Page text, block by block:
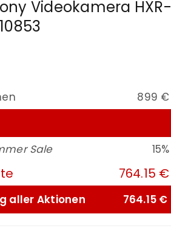
Videokamera HXR-
899 €
Sale 15%
764.15 €
aller Aktionen 764.15 €